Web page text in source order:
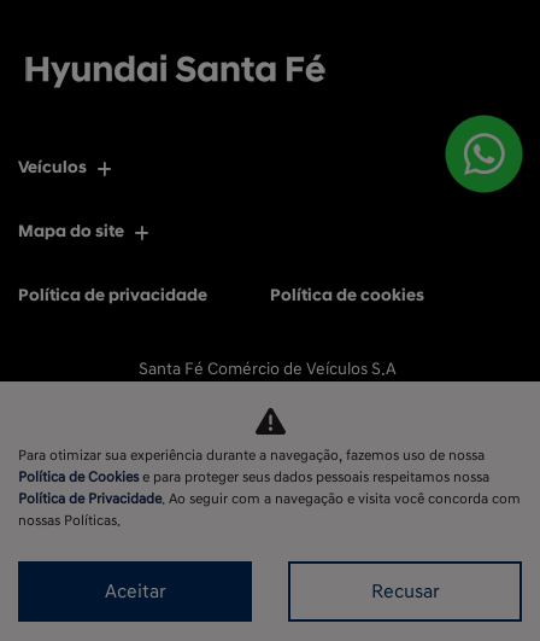
Veículos
Mapa do site
Política de privacidade Política de cookies
Santa Fé Comércio de Veículos S.A
CNPJ: 11.596.056/0001-77
No trânsito, enxergar o outro salva vidas.
Para otimizar sua experiência durante a navegação, fazemos uso de nossa
Política de Cookiese para proteger seus dados pessoais respeitamos nossa
Política de Privacidade. Ao seguir com a navegação e visita você concorda com
nossas Políticas.
Aceitar Recusar